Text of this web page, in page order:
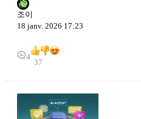
조이
18 janv. 2026 17:23
4
37